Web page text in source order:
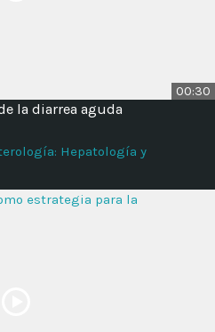
00:30
la diarrea aguda
Hepatología y